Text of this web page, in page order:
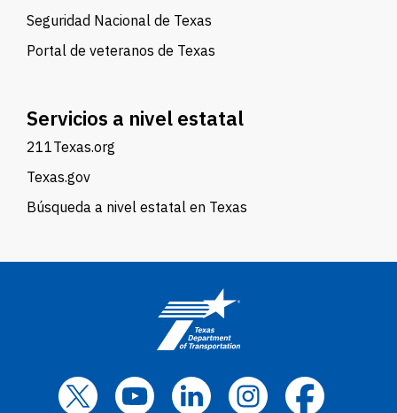
Seguridad Nacional de Texas
Portal de veteranos de Texas
Servicios a nivel estatal
211Texas.org
Texas.gov
Búsqueda a nivel estatal en Texas